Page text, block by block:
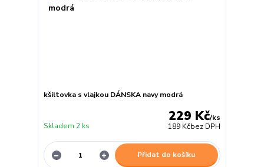
kšiltovka s vlajkou DÁNSKA navy modrá
229 Kč/ks
189 Kčbez DPH
Skladem 2 ks
Přidat do košíku